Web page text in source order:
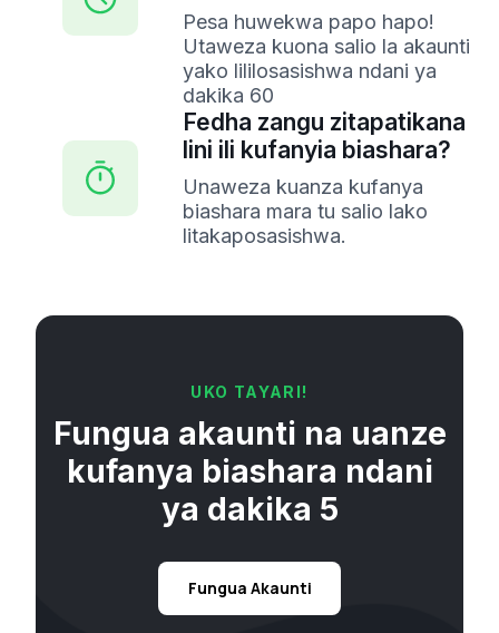
Pesa huwekwa papo hapo!
Utaweza kuona salio la akaunti
yako lililosasishwa ndani ya
dakika 60
Fedha zangu zitapatikana
lini ili kufanyia biashara?
Unaweza kuanza kufanya
biashara mara tu salio lako
litakaposasishwa.
UKO TAYARI!
Fungua akaunti na uanze
kufanya biashara ndani
ya dakika 5
Fungua Akaunti